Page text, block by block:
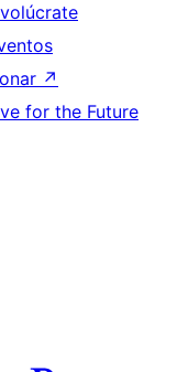
↗
for the Future